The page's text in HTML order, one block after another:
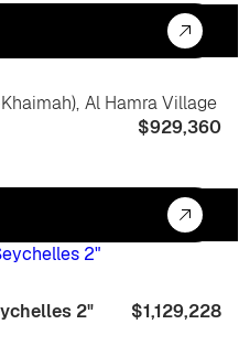
, Al Hamra Village
$929,360
2"
$1,129,228